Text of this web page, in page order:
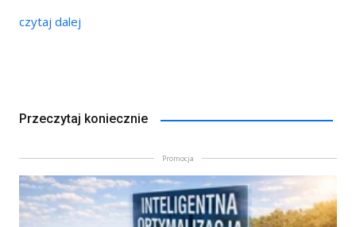
czytaj dalej
Przeczytaj koniecznie
Promocja